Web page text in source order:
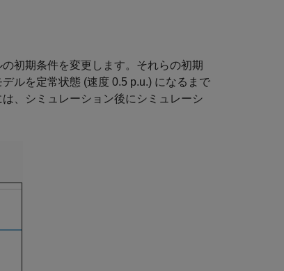
初期条件を変更します。それらの初期
ルを定常状態 (速度 0.5 p.u.) になるまで
、シミュレーション後にシミュレーシ